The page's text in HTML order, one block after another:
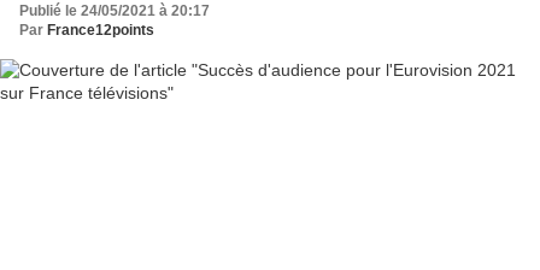
Publié le 24/05/2021 à 20:17
Par France12points